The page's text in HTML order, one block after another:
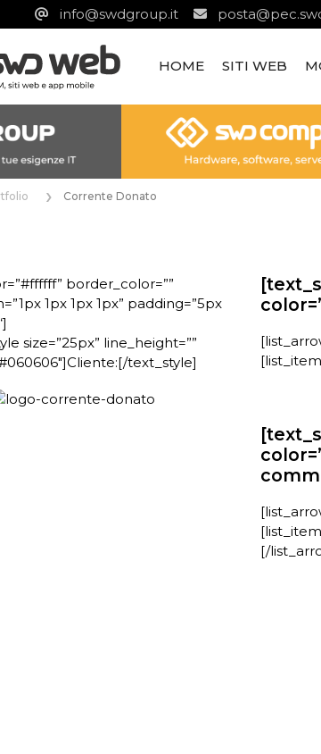
info@swdgroup.it
HOME SITI WEB
Corrente Donato
border_color=””
1px 1px 1px” padding=”5px
size=”25px” line_height=””
text_style]
[/